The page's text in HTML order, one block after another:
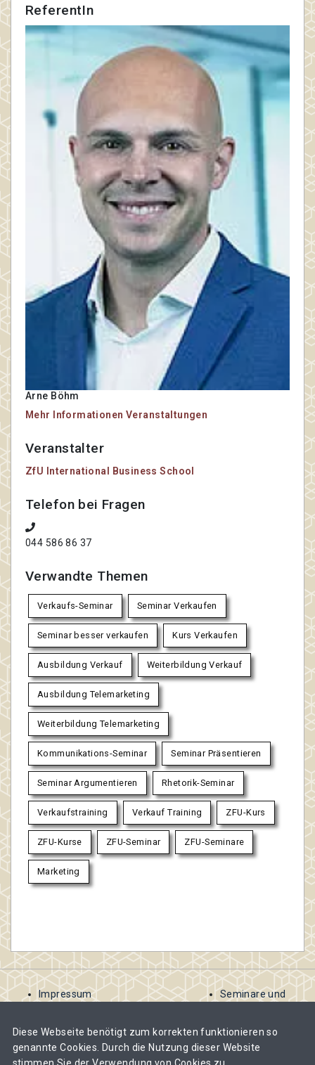
ReferentIn
Arne Böhm
Mehr Informationen Veranstaltungen
Veranstalter
ZfU International Business School
Telefon bei Fragen
044 586 86 37
Verwandte Themen
Verkaufs-Seminar Seminar Verkaufen
Seminar besser verkaufen Kurs Verkaufen
Ausbildung Verkauf Weiterbildung Verkauf
Ausbildung Telemarketing
Weiterbildung Telemarketing
Kommunikations-Seminar Seminar Präsentieren
Seminar Argumentieren Rhetorik-Seminar
Verkaufstraining Verkauf Training ZFU-Kurs
ZFU-Kurse ZFU-Seminar ZFU-Seminare
Marketing
Impressum
Kontakt
Datenschutzbestimmungen
Seminare und
ausschreiben
Abomodelle für
Diese Webseite benötigt zum korrekten funktionieren so
genannte Cookies. Durch die Nutzung dieser Website